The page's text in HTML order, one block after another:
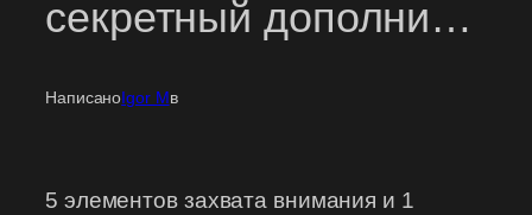
секретный дополни…
НаписаноIgor Mв
5 элементов захвата внимания и 1